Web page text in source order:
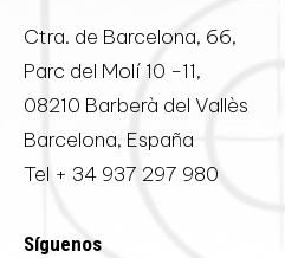
Ctra. de Barcelona, 66,
Parc del Molí 10 -11,
08210 Barberà del Vallès
Barcelona, España
Tel + 34 937 297 980
Síguenos